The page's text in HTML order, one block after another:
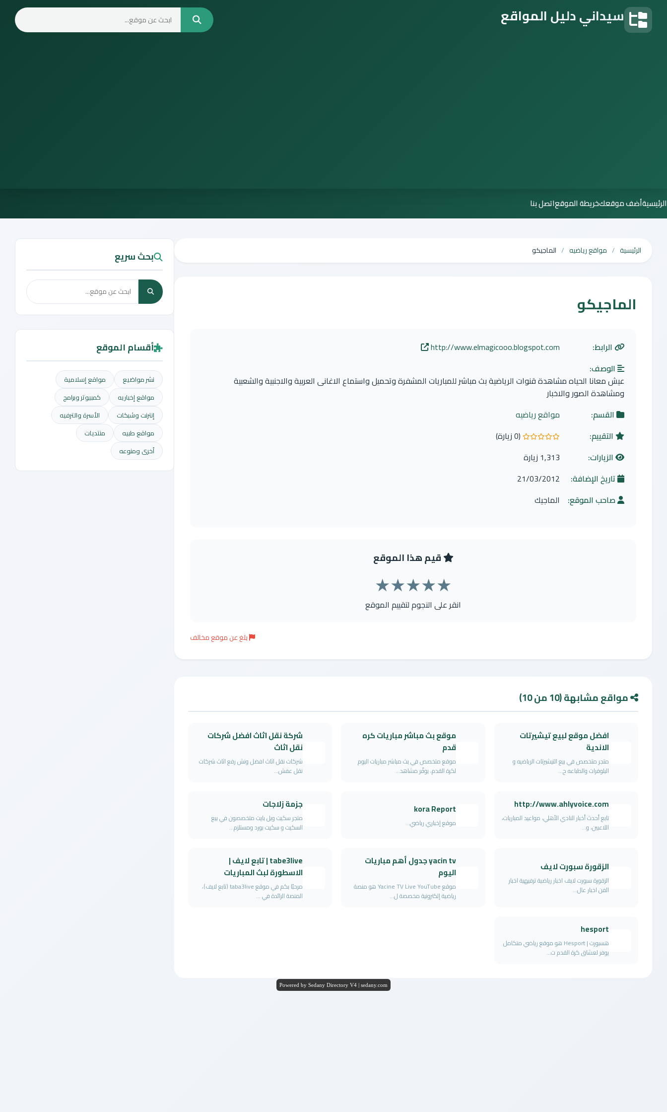
سيداني دليل المواقع
الرئيسيةأضف موقعكخريطة الموقعاتصل بنا
الرئيسية مواقع رياضيه الماجيكو
الماجيكو
الرابط:
http://www.elmagicooo.blogspot.com
الوصف:
عيش معانا الحياه مشاهدة قنوات الرياضية بث مباشر للمباريات المشفرة وتحميل واستماع الاغانى العربية والاجنبية والشعبية
ومشاهدة الصور والاخبار
القسم:
مواقع رياضيه
التقييم:
0.0 من 5 نجوم
(0 زيارة)
الزيارات:
1,313 زيارة
تاريخ الإضافة:
21/03/2012
صاحب الموقع:
الماجيك
قيم هذا الموقع
★
★
★
★
★
انقر على النجوم لتقييم الموقع
بلغ عن موقع مخالف
مواقع مشابهة (10 من 10)
افضل موقع لبيع تيشيرتات
الاندية
متجر متخصص في بيع التيشيرتات الرياضيه و
البلوفرات والطباعه ح...
موقع بث مباشر مباريات كره
قدم
موقع متخصص في بث مباشر مباريات اليوم
لكرة القدم، يوفّر مشاهد...
شركة نقل اثاث افضل شركات
نقل اثاث
شركات نقل اثاث افضل ونش رفع اثاث شركات
نقل عفش...
http://www.ahlyvoice.com
تابع أحدث أخبار النادي الأهلي، مواعيد المباريات،
اللاعبين، و...
kora Report
موقع إخباري رياضي...
جزمة زلاجات
متجر سكيت ويل بايت متخصصون في بيع
السكيت و سكيت بورد ومستلزم...
الزقورة سبورت لايف
الزقورة سبورت لايف اخبار رياضية ترفيهية اخبار
الفن اخبار عال...
yacin tv جدول أهم مباريات
اليوم
موقع Yacine TV Live YouTube هو منصة
رياضية إلكترونية مخصصة ل...
tabe3live | تابع لايف |
الاسطورة لبث المباريات
مرحبًا بكم في موقع taba3live (تابع لايف)،
المنصة الرائدة في ...
hesport
هسبورت | Hesport هو موقع رياضي متكامل
يوفر لعشاق كرة القدم ت...
بحث سريع
أقسام الموقع
نشر مواضيع
مواقع إسلامية
مواقع إخباريه
كمبيوتر وبرامج
إنترنت وشبكات
الأسرة والترفيه
مواقع طبيه
منتديات
أخرى ومنوعه
Powered by Sedany Directory V4 | sedany.com